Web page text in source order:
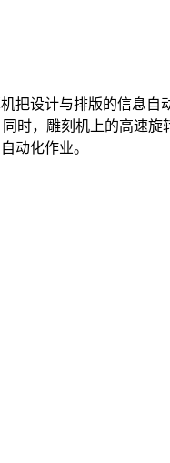
设计与排版的信息自
时，雕刻机上的高速
动化作业。